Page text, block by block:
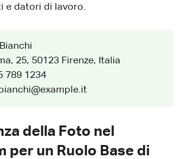
e datori di lavoro.
25, 50123 Firenze, Italia
789 1234
della Foto nel
per un Ruolo Base di